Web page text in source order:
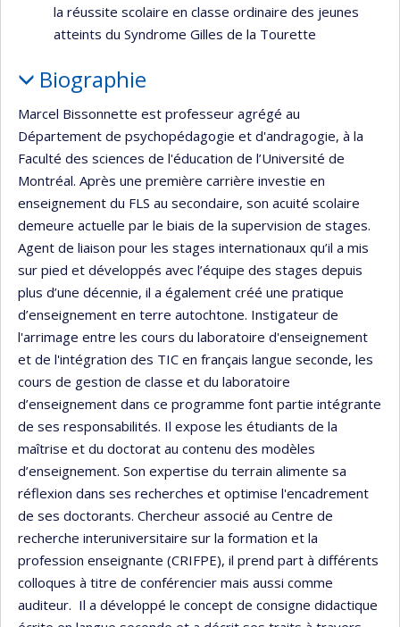
la réussite scolaire en classe ordinaire des jeunes
atteints du Syndrome Gilles de la Tourette
Biographie
Marcel Bissonnette est professeur agrégé au
Département de psychopédagogie et d'andragogie, à la
Faculté des sciences de l'éducation de l’Université de
Montréal. Après une première carrière investie en
enseignement du FLS au secondaire, son acuité scolaire
demeure actuelle par le biais de la supervision de stages.
Agent de liaison pour les stages internationaux qu’il a mis
sur pied et développés avec l’équipe des stages depuis
plus d’une décennie, il a également créé une pratique
d’enseignement en terre autochtone. Instigateur de
l'arrimage entre les cours du laboratoire d'enseignement
et de l'intégration des TIC en français langue seconde, les
cours de gestion de classe et du laboratoire
d’enseignement dans ce programme font partie intégrante
de ses responsabilités. Il expose les étudiants de la
maîtrise et du doctorat au contenu des modèles
d’enseignement. Son expertise du terrain alimente sa
réflexion dans ses recherches et optimise l'encadrement
de ses doctorants. Chercheur associé au Centre de
recherche interuniversitaire sur la formation et la
profession enseignante (CRIFPE), il prend part à différents
colloques à titre de conférencier mais aussi comme
auditeur. Il a développé le concept de consigne didactique